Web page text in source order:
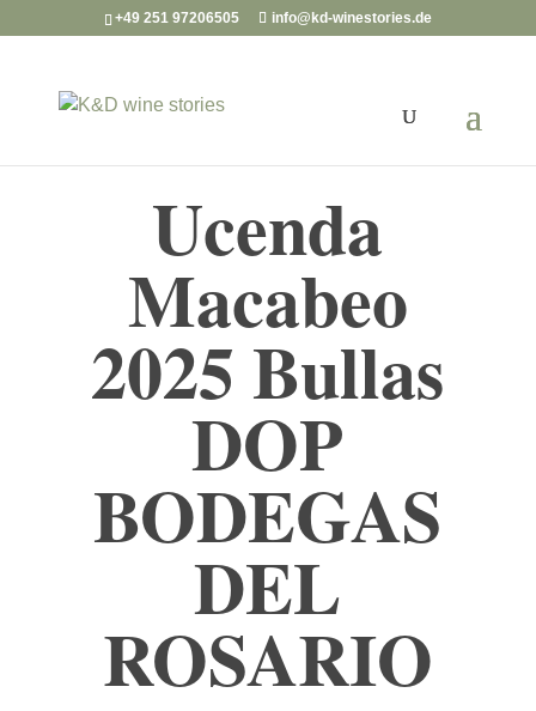
+49 251 97206505 info@kd-winestories.de
Ucenda
Macabeo
2025 Bullas
DOP
BODEGAS
DEL
ROSARIO